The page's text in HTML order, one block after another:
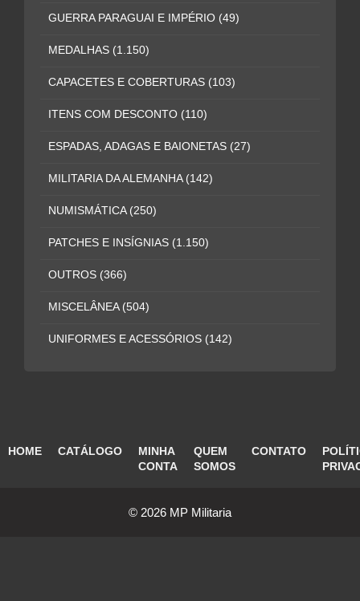
GUERRA PARAGUAI E IMPÉRIO (49)
MEDALHAS (1.150)
CAPACETES E COBERTURAS (103)
ITENS COM DESCONTO (110)
ESPADAS, ADAGAS E BAIONETAS (27)
MILITARIA DA ALEMANHA (142)
NUMISMÁTICA (250)
PATCHES E INSÍGNIAS (1.150)
OUTROS (366)
MISCELÂNEA (504)
UNIFORMES E ACESSÓRIOS (142)
HOME CATÁLOGO
MINHA
CONTA
QUEM
SOMOS
CONTATO
© 2026 MP Militaria